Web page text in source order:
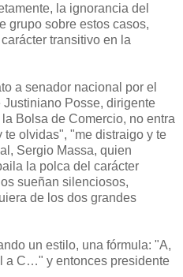
la ignorancia del
grupo sobre estos casos,
transitivo en la
a senador nacional por el
Justiniano Posse, dirigente
Bolsa de Comercio, no entra
olvidas", "me distraigo y te
Sergio Massa, quien
la polca del carácter
sueñan silenciosos,
de los dos grandes
un estilo, una fórmula: "A,
a C…" y entonces presidente